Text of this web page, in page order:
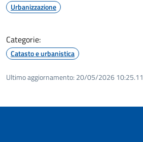
Urbanizzazione
Categorie:
Catasto e urbanistica
Ultimo aggiornamento: 20/05/2026 10:25.11